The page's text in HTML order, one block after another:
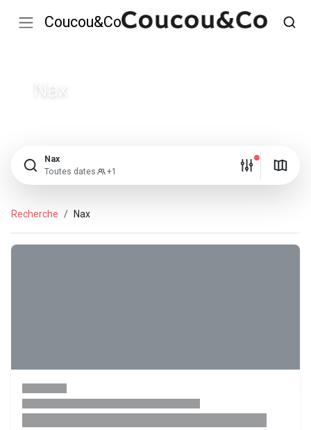
Coucou&Co
Nax
Nax
Toutes dates
+1
Recherche Nax